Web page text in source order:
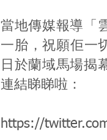
當地傳媒報導「
一胎，祝願佢一
日於蘭域馬場揭
連結睇睇啦：
https://